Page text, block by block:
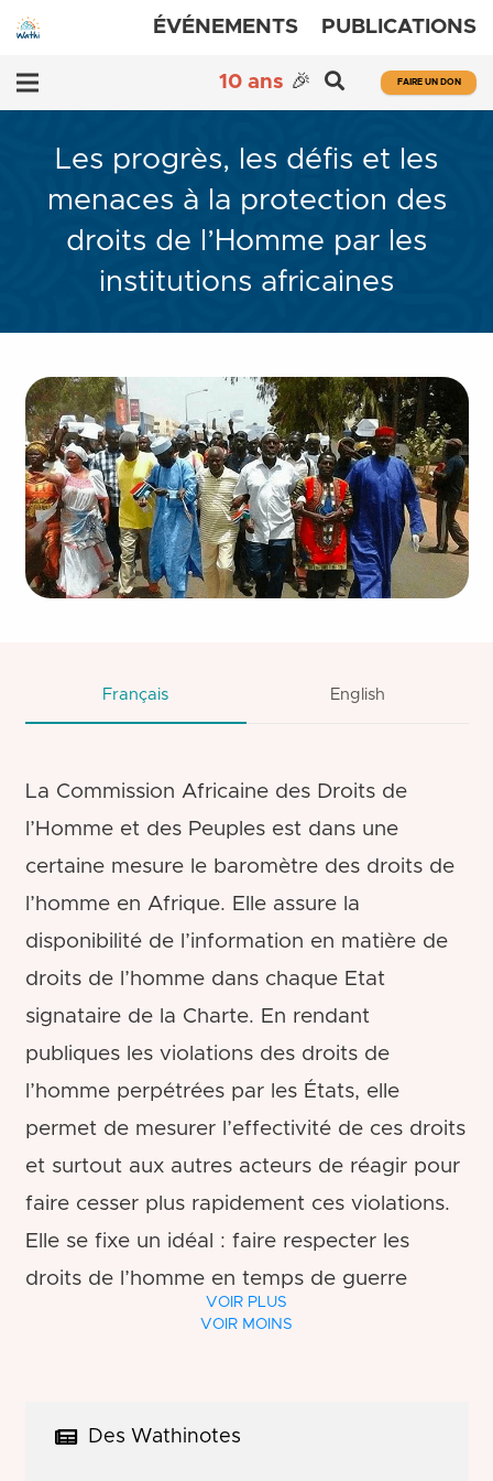
ÉVÉNEMENTS PUBLICATIONS
10 ans 🎉 FAIRE UN DON
Les progrès, les défis et les
menaces à la protection des
droits de l’Homme par les
institutions africaines
Français English
La Commission Africaine des Droits de
l’Homme et des Peuples est dans une
certaine mesure le baromètre des droits de
l’homme en Afrique. Elle assure la
disponibilité de l’information en matière de
droits de l’homme dans chaque Etat
signataire de la Charte. En rendant
publiques les violations des droits de
l’homme perpétrées par les États, elle
permet de mesurer l’effectivité de ces droits
et surtout aux autres acteurs de réagir pour
faire cesser plus rapidement ces violations.
Elle se fixe un idéal : faire respecter les
droits de l’homme en temps de guerre
comme en temps de paix.
VOIR PLUS
VOIR MOINS
Des Wathinotes